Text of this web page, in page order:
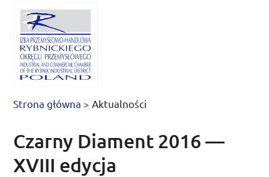
Strona główna > Aktualności
Czarny Diament 2016 —
XVIII edycja